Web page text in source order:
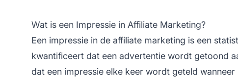
Wat is een Impressie in Affiliate Marketing?
Een impressie in de affiliate marketing is een
kwantificeert dat een advertentie wordt getoond
dat een impressie elke keer wordt geteld